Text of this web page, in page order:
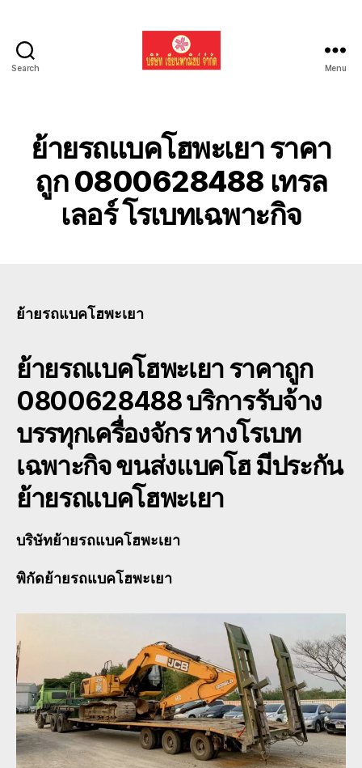
Search
แบค
โฮ
ทั่ว
ประเทศ.com
Menu
ย้ายรถแบคโฮพะเยา ราคา
ถูก 0800628488 เทรล
เลอร์ โรเบทเฉพาะกิจ
ย้ายรถแบคโฮพะเยา
ย้ายรถแบคโฮพะเยาราคาถูก
0800628488 บริการรับจ้าง
บรรทุกเครื่องจักร หางโรเบท
เฉพาะกิจ ขนส่งแบคโฮ มีประกัน
ย้ายรถแบคโฮพะเยา
บริษัทย้ายรถแบคโฮพะเยา
พิกัดย้ายรถแบคโฮพะเยา